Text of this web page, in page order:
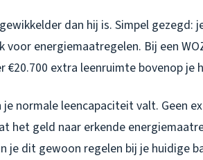
dan hij is. Simpel gezegd:
voor energiemaatregelen. Bij een
€20.700 extra leenruimte bovenop je
je normale leencapaciteit valt. Geen
het geld naar erkende
je dit gewoon regelen bij je huidige